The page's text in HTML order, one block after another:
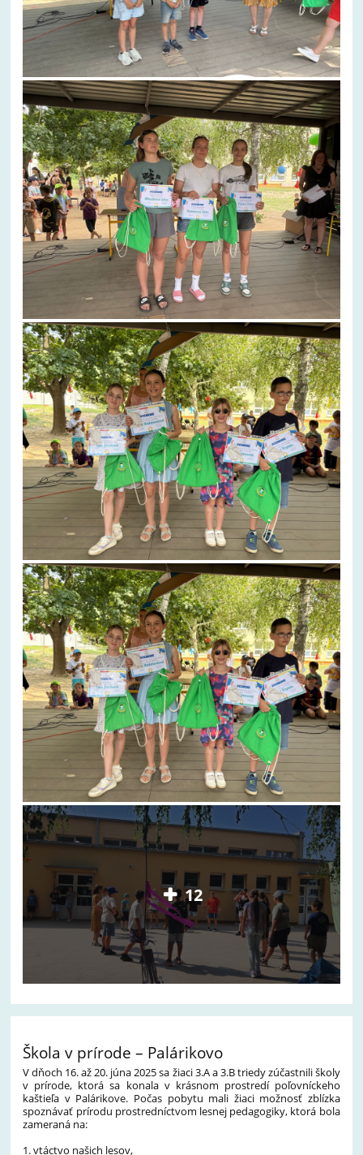
12
Škola v prírode – Palárikovo
V dňoch 16. až 20. júna 2025 sa žiaci 3.A a 3.B triedy zúčastnili školy
v prírode, ktorá sa konala v krásnom prostredí poľovníckeho
kaštieľa v Palárikove. Počas pobytu mali žiaci možnosť zblízka
spoznávať prírodu prostredníctvom lesnej pedagogiky, ktorá bola
zameraná na:
1. vtáctvo našich lesov,